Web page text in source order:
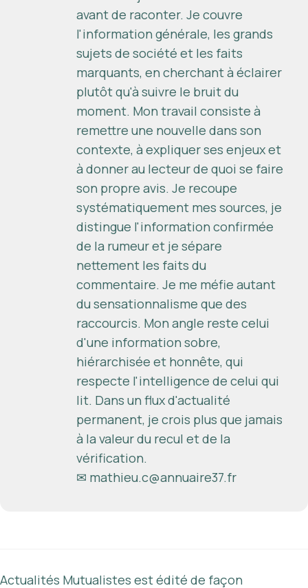
avant de raconter. Je couvre
l'information générale, les grands
sujets de société et les faits
marquants, en cherchant à éclairer
plutôt qu'à suivre le bruit du
moment. Mon travail consiste à
remettre une nouvelle dans son
contexte, à expliquer ses enjeux et
à donner au lecteur de quoi se faire
son propre avis. Je recoupe
systématiquement mes sources, je
distingue l'information confirmée
de la rumeur et je sépare
nettement les faits du
commentaire. Je me méfie autant
du sensationnalisme que des
raccourcis. Mon angle reste celui
d'une information sobre,
hiérarchisée et honnête, qui
respecte l'intelligence de celui qui
lit. Dans un flux d'actualité
permanent, je crois plus que jamais
à la valeur du recul et de la
vérification.
✉ mathieu.c@annuaire37.fr
Actualités Mutualistes est édité de façon